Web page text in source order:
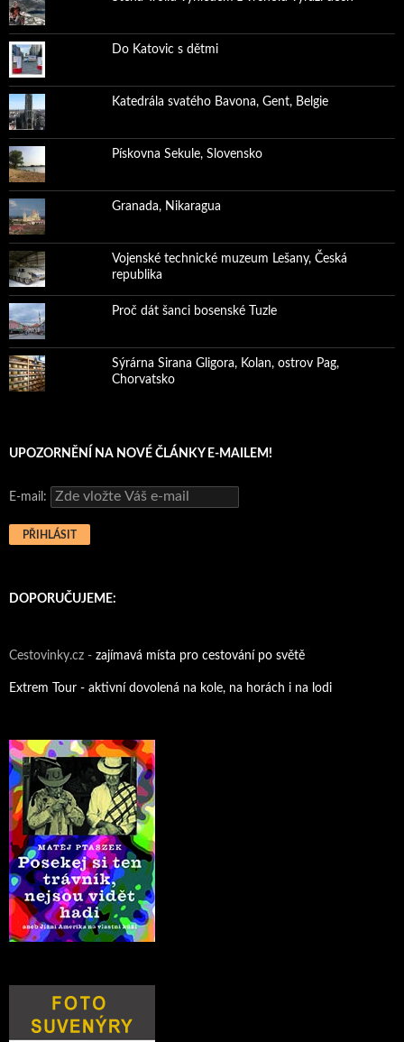
Do Katovic s dětmi
Katedrála svatého Bavona, Gent, Belgie
Pískovna Sekule, Slovensko
Granada, Nikaragua
Vojenské technické muzeum Lešany, Česká
republika
Proč dát šanci bosenské Tuzle
Sýrárna Sirana Gligora, Kolan, ostrov Pag,
Chorvatsko
UPOZORNĚNÍ NA NOVÉ ČLÁNKY E-MAILEM!
E-mail:
DOPORUČUJEME:
Cestovinky.cz - zajímavá místa pro cestování po světě
Extrem Tour - aktivní dovolená na kole, na horách i na lodi